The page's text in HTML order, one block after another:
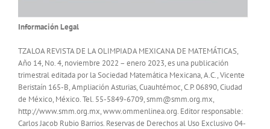
Información Legal
TZALOA REVISTA DE LA OLIMPIADA MEXICANA DE MATEMÁTICAS,
Año 14, No. 4, noviembre 2022 – enero 2023, es una publicación
trimestral editada por la Sociedad Matemática Mexicana, A.C., Vicente
Beristaín 165-B, Ampliación Asturias, Cuauhtémoc, C.P. 06890, Ciudad
de México, México. Tel. 55-5849-6709, smm@smm.org.mx,
http://www.smm.org.mx,www.ommenlinea.org. Editor responsable:
Carlos Jacob Rubio Barrios. Reservas de Derechos al Uso Exclusivo 04-